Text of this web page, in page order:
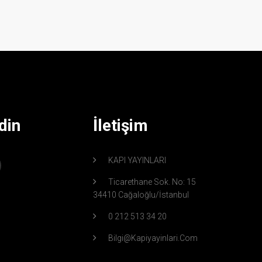
İletişim
KAPI YAYINLARI
Ticarethane Sok. No: 15
34410 Cağaloğlu/İstanbul
0 212 513 34 20
Bilgi@kapiyayinlari.com